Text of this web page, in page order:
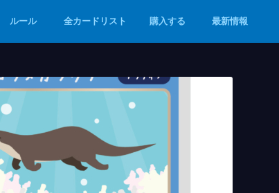
ルール 全カードリスト 購入する 最新情報